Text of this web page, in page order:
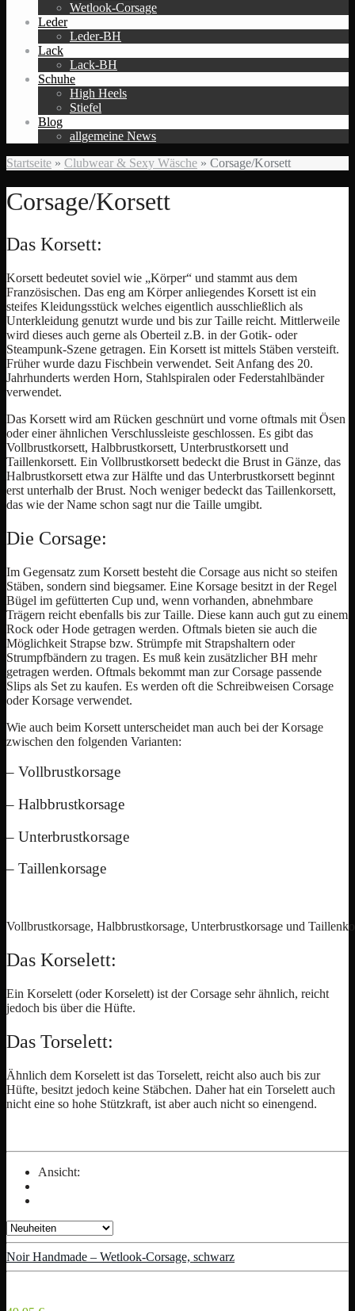
Wetlook-Corsage
Leder
Leder-BH
Lack
Lack-BH
Schuhe
High Heels
Stiefel
Blog
allgemeine News
Startseite » Clubwear & Sexy Wäsche » Corsage/Korsett
Corsage/Korsett
Das Korsett:
Korsett bedeutet soviel wie „Körper“ und stammt aus dem
Französischen. Das eng am Körper anliegendes Korsett ist ein
steifes Kleidungsstück welches eigentlich ausschließlich als
Unterkleidung genutzt wurde und bis zur Taille reicht. Mittlerweile
wird dieses auch gerne als Oberteil z.B. in der Gotik- oder
Steampunk-Szene getragen. Ein Korsett ist mittels Stäben versteift.
Früher wurde dazu Fischbein verwendet. Seit Anfang des 20.
Jahrhunderts werden Horn, Stahlspiralen oder Federstahlbänder
verwendet.
Das Korsett wird am Rücken geschnürt und vorne oftmals mit Ösen
oder einer ähnlichen Verschlussleiste geschlossen. Es gibt das
Vollbrustkorsett, Halbbrustkorsett, Unterbrustkorsett und
Taillenkorsett. Ein Vollbrustkorsett bedeckt die Brust in Gänze, das
Halbrustkorsett etwa zur Hälfte und das Unterbrustkorsett beginnt
erst unterhalb der Brust. Noch weniger bedeckt das Taillenkorsett,
das wie der Name schon sagt nur die Taille umgibt.
Die Corsage:
Im Gegensatz zum Korsett besteht die Corsage aus nicht so steifen
Stäben, sondern sind biegsamer. Eine Korsage besitzt in der Regel
Bügel im gefütterten Cup und, wenn vorhanden, abnehmbare
Trägern reicht ebenfalls bis zur Taille. Diese kann auch gut zu einem
Rock oder Hode getragen werden. Oftmals bieten sie auch die
Möglichkeit Strapse bzw. Strümpfe mit Strapshaltern oder
Strumpfbändern zu tragen. Es muß kein zusätzlicher BH mehr
getragen werden. Oftmals bekommt man zur Corsage passende
Slips als Set zu kaufen. Es werden oft die Schreibweisen Corsage
oder Korsage verwendet.
Wie auch beim Korsett unterscheidet man auch bei der Korsage
zwischen den folgenden Varianten:
– Vollbrustkorsage
– Halbbrustkorsage
– Unterbrustkorsage
– Taillenkorsage
Vollbrustkorsage, Halbbrustkorsage, Unterbrustkorsage und
Das Korselett:
Ein Korselett (oder Korselett) ist der Corsage sehr ähnlich, reicht
jedoch bis über die Hüfte.
Das Torselett:
Ähnlich dem Korselett ist das Torselett, reicht also auch bis zur
Hüfte, besitzt jedoch keine Stäbchen. Daher hat ein Torselett auch
nicht eine so hohe Stützkraft, ist aber auch nicht so einengend.
Ansicht:
Noir Handmade – Wetlook-Corsage, schwarz